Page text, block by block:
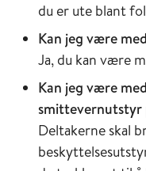
du er ute blant
Kan jeg være
Ja, du kan være
Kan jeg være
smittevernutstyr
Deltakerne skal